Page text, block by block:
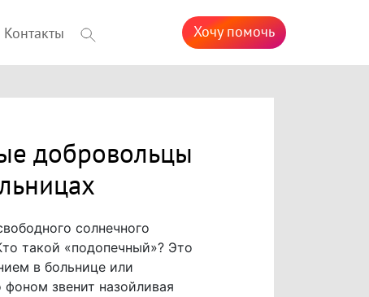
Контакты Хочу помочь
добровольцы
солнечного
такой «подопечный»? Это
в больнице или
звенит назойливая